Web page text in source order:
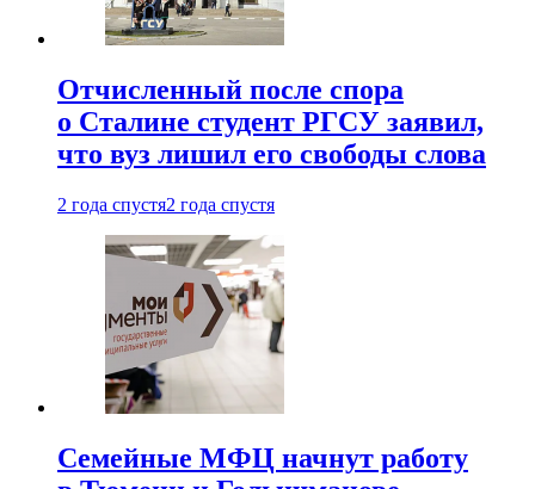
Отчисленный после спора
о Сталине студент РГСУ заявил,
что вуз лишил его свободы слова
2 года спустя2 года спустя
Семейные МФЦ начнут работу